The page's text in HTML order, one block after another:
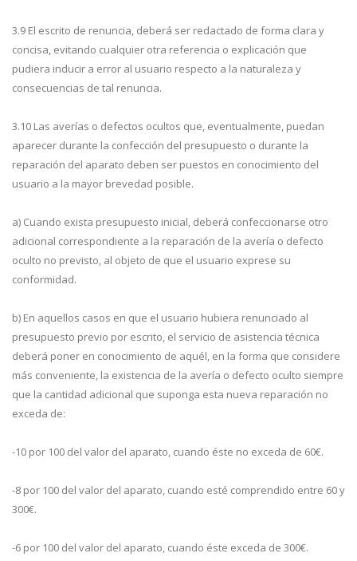
3.9 El escrito de renuncia, deberá ser redactado de forma clara y
concisa, evitando cualquier otra referencia o explicación que
pudiera inducir a error al usuario respecto a la naturaleza y
consecuencias de tal renuncia.
3.10 Las averías o defectos ocultos que, eventualmente, puedan
aparecer durante la confección del presupuesto o durante la
reparación del aparato deben ser puestos en conocimiento del
usuario a la mayor brevedad posible.
a) Cuando exista presupuesto inicial, deberá confeccionarse otro
adicional correspondiente a la reparación de la avería o defecto
oculto no previsto, al objeto de que el usuario exprese su
conformidad.
b) En aquellos casos en que el usuario hubiera renunciado al
presupuesto previo por escrito, el servicio de asistencia técnica
deberá poner en conocimiento de aquél, en la forma que considere
más conveniente, la existencia de la avería o defecto oculto siempre
que la cantidad adicional que suponga esta nueva reparación no
exceda de:
-10 por 100 del valor del aparato, cuando éste no exceda de 60€.
-8 por 100 del valor del aparato, cuando esté comprendido entre 60 y
300€.
-6 por 100 del valor del aparato, cuando éste exceda de 300€.